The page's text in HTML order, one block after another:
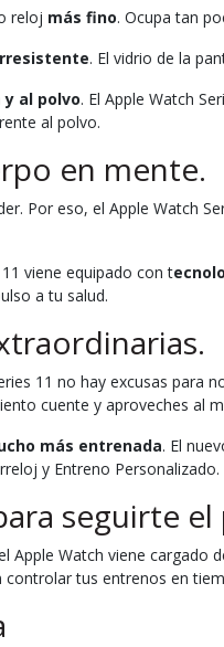
reloj más fino. Ocupa tan
. El vidrio de la
al polvo. El Apple Watch
al polvo.
en mente.
Por eso, el Apple Watch
viene equipado con t
a tu salud.
11 no hay excusas para
cuente y aproveches al
más entrenada. El
y Entreno Personalizado.
seguirte el
Apple Watch viene cargado
tus entrenos en